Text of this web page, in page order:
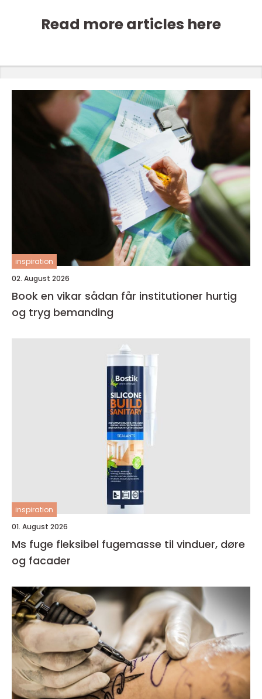
Read more articles here
inspiration
02. August 2026
Book en vikar sådan får institutioner hurtig
og tryg bemanding
inspiration
01. August 2026
Ms fuge fleksibel fugemasse til vinduer, døre
og facader